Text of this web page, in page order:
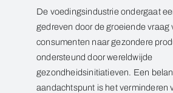
De voedingsindustrie ondergaat
gedreven door de groeiende vraag
consumenten naar gezondere
ondersteund door wereldwijde
gezondheidsinitiatieven. Een
aandachtspunt is het verminderen